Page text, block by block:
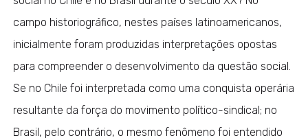
campo historiográfico, nestes países latinoamericanos,
inicialmente foram produzidas interpretações opostas
para compreender o desenvolvimento da questão social.
Se no Chile foi interpretada como uma conquista operária
resultante da força do movimento político-sindical; no
Brasil, pelo contrário, o mesmo fenômeno foi entendido